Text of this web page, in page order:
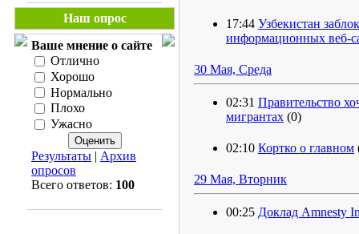
Наш опрос
Ваше мнение о сайте
Отлично
Хорошо
Нормально
Плохо
Ужасно
Результаты | Архив
опросов
Всего ответов: 100
17:44 Узбекистан
информационных веб-
30 Мая, Среда
02:31 Правительство
мигрантах (0)
02:10 Кортко о главном
29 Мая, Вторник
00:25 Доклад Amnesty